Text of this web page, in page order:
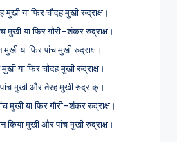
या फिर चौदह मुखी रुद्राक्ष।
मुखी या फिर गौरी-शंकर रुद्राक्ष।
या फिर पांच मुखी रुद्राक्ष।
या फिर चौदह मुखी रुद्राक्ष।
मुखी और तेरह मुखी रुद्राक्।
मुखी या फिर गौरी-शंकर रुद्राक्ष।
किया मुखी और पांच मुखी रुद्राक्ष।